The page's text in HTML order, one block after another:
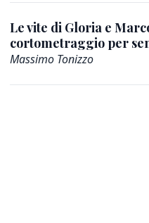
Le vite di Gloria e
cortometraggio per
Massimo Tonizzo